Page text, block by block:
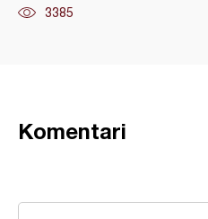
3385
Komentari